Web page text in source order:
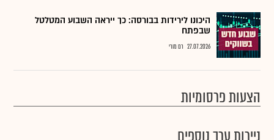
היכונו לירידות בבורסה: כך ייראה השבוע המטלטל
שבפתח
27.07.2026 רם מורי
הצעות פרסומיות